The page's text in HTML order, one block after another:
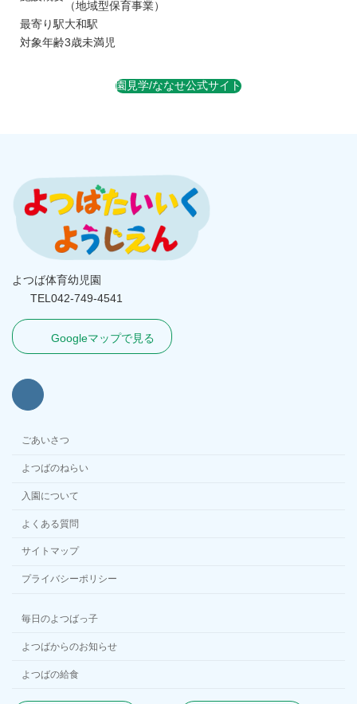
（地域型保育事業）
最寄り駅大和駅
対象年齢3歳未満児
園見学/ななせ公式サイト
よつば体育幼児園
TEL042-749-4541
Googleマップで見る
ごあいさつ
よつばのねらい
入園について
よくある質問
サイトマップ
プライバシーポリシー
毎日のよつばっ子
よつばからのお知らせ
よつばの給食